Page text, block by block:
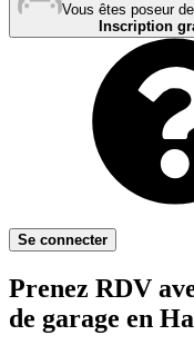
Vous êtes poseur
Inscription
Se connecter
Prenez RDV
de garage en